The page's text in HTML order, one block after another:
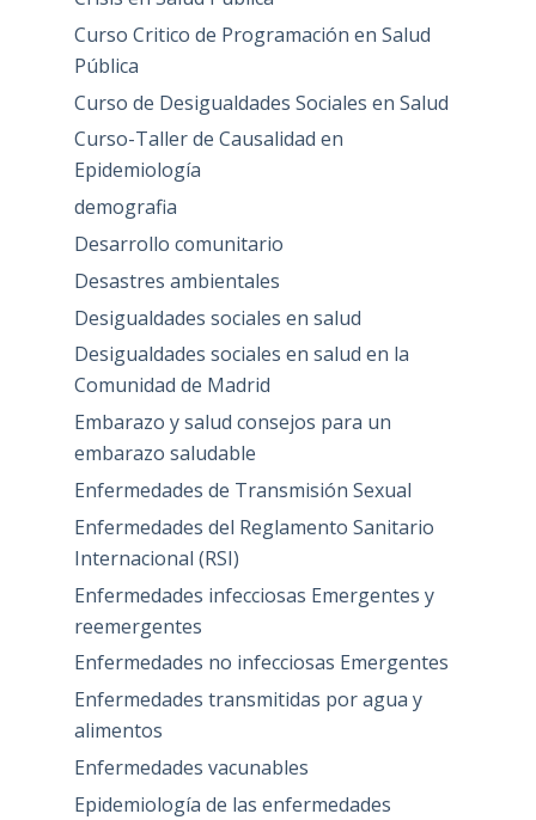
Curso Critico de Programación en Salud
Pública
Curso de Desigualdades Sociales en Salud
Curso-Taller de Causalidad en
Epidemiología
demografia
Desarrollo comunitario
Desastres ambientales
Desigualdades sociales en salud
Desigualdades sociales en salud en la
Comunidad de Madrid
Embarazo y salud consejos para un
embarazo saludable
Enfermedades de Transmisión Sexual
Enfermedades del Reglamento Sanitario
Internacional (RSI)
Enfermedades infecciosas Emergentes y
reemergentes
Enfermedades no infecciosas Emergentes
Enfermedades transmitidas por agua y
alimentos
Enfermedades vacunables
Epidemiología de las enfermedades